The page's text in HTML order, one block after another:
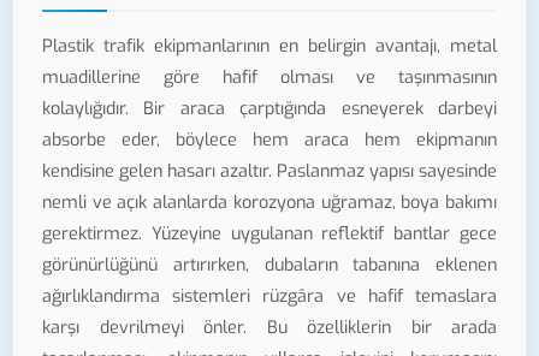
Plastik trafik ekipmanlarının en belirgin avantajı, metal
muadillerine göre hafif olması ve taşınmasının
kolaylığıdır. Bir araca çarptığında esneyerek darbeyi
absorbe eder, böylece hem araca hem ekipmanın
kendisine gelen hasarı azaltır. Paslanmaz yapısı sayesinde
nemli ve açık alanlarda korozyona uğramaz, boya bakımı
gerektirmez. Yüzeyine uygulanan reflektif bantlar gece
görünürlüğünü artırırken, dubaların tabanına eklenen
ağırlıklandırma sistemleri rüzgâra ve hafif temaslara
karşı devrilmeyi önler. Bu özelliklerin bir arada